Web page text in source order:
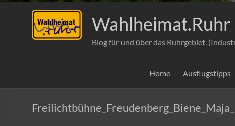
Wahlheimat.Ruhr
Blog für und über das Ruhrgebiet.
Home Ausflugstipps